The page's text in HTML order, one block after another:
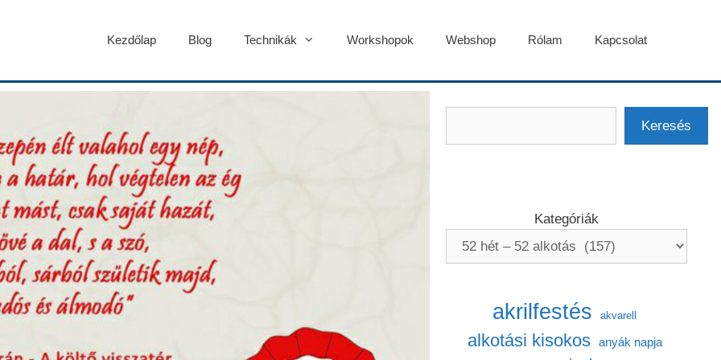
Kezdőlap Blog Technikák Workshopok Webshop Rólam Kapcsolat
Keresés
Kategóriák
akrilfestés akvarell
alkotási kisokos anyák napja